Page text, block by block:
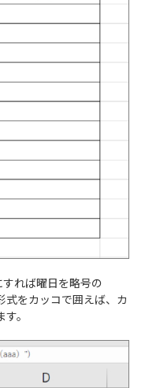
れば曜日を略号の
式をカッコで囲えば、カ
。